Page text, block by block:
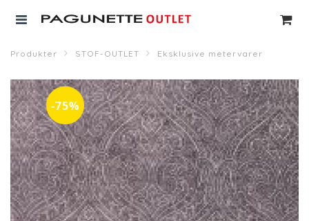
Produkter STOF-OUTLET Eksklusive metervarer
-75%